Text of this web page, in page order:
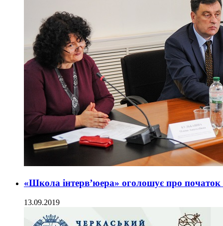
«Школа інтерв’юера» оголошує про початок
13.09.2019